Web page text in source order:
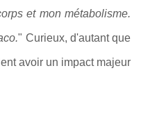
et mon métabolisme.
" Curieux, d'autant que
avoir un impact majeur